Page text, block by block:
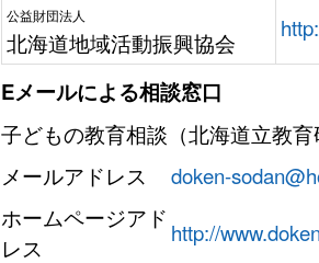
公益財団法人
北海道地域活動振興協会
Eメールによる相談窓口
子どもの教育相談（北海道立教育
メールアドレス
doken-
ホームページアド
レス
http://